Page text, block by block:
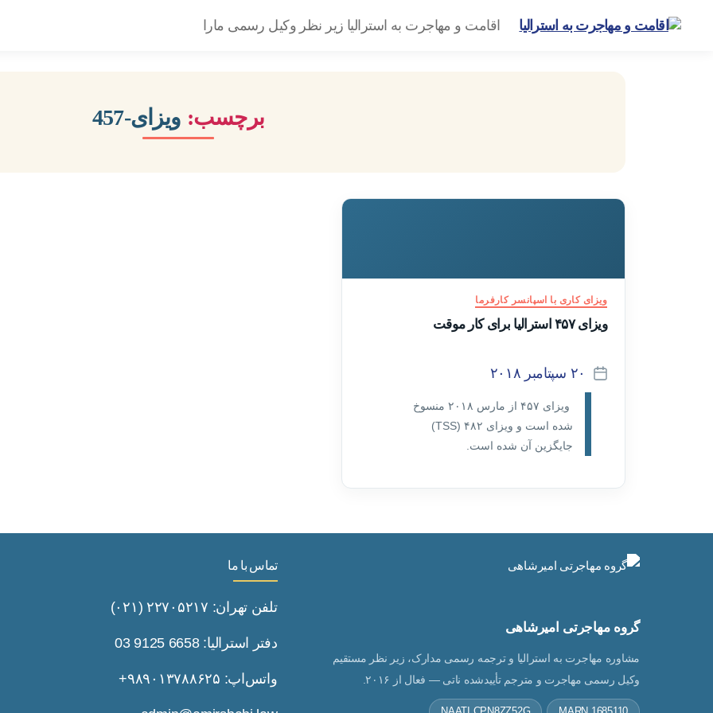
اقامت و مهاجرت به استرالیا زیر نظر وکیل رسمی مارا
برچسب: ویزای-457
دسته‌ها
ویزای کاری با اسپانسر کارفرما
ویزای ۴۵۷ استرالیا برای کار موقت
تاریخ
نوشته
۲۰ سپتامبر ۲۰۱۸
ویزای ۴۵۷ از مارس ۲۰۱۸ منسوخ
شده است و ویزای ۴۸۲ (TSS)
جایگزین آن شده است.
ویزا برای مهاجرت به استرالیا این است که
خاص را دارد و در صورت اشتغال در جای دیگر،
ویزای وی منحل خواهد شد.
برای اخذ این ویزا، ابتدا باید یک شرکت تائید
گروه مهاجرتی امیرشاهی
مشاوره مهاجرت به استرالیا و ترجمه رسمی مدارک، زیر نظر مستقیم
وکیل رسمی مهاجرت و مترجم تأییدشده ناتی — فعال از ۲۰۱۶.
تماس با ما
تلفن تهران: ۲۲۷۰۵۲۱۷ (۰۲۱)
دفتر استرالیا: 6658 9125 03
واتس‌اپ: ۹۸۹۰۱۳۷۸۸۶۲۵+